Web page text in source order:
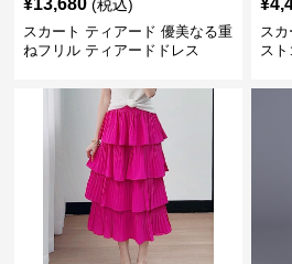
¥13,680 (税込)
スカート ティアード 優美なる重
ねフリル ティアードドレス
¥
ス
ス